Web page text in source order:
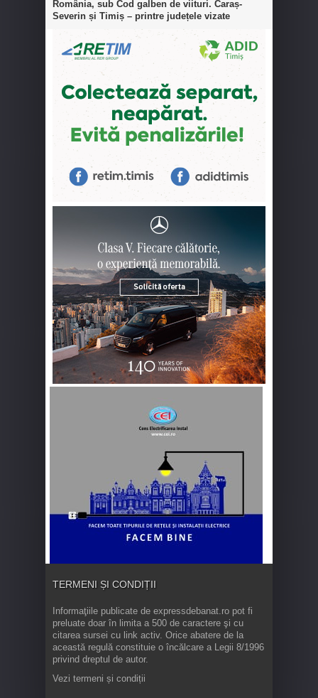
România, sub Cod galben de viituri. Caraș-
Severin și Timiș – printre județele vizate
TERMENI ȘI CONDIȚII
Informaţiile publicate de expressdebanat.ro pot fi
preluate doar în limita a 500 de caractere şi cu
citarea sursei cu link activ. Orice abatere de la
această regulă constituie o încălcare a Legii 8/1996
privind dreptul de autor.
Vezi termeni și condiții